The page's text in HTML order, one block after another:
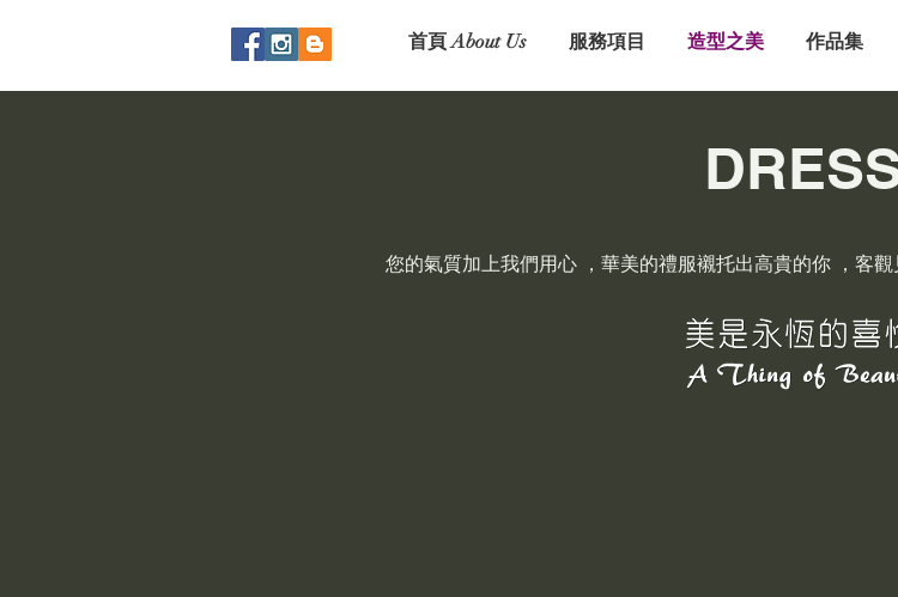
首頁 About Us 服務項目 造型之美 作品集
您的氣質加上我們用心 ，華美的禮服襯托出高貴的你 ，客